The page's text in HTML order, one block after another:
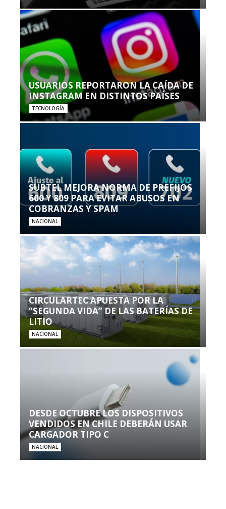
USUARIOS REPORTARON LA CAÍDA DE
INSTAGRAM EN DISTINTOS PAÍSES
TECNOLOGÍA
SUBTEL MEJORA NORMA DE PREFIJOS
600 Y 809 PARA EVITAR ABUSOS EN
COBRANZAS Y SPAM
NACIONAL
CIRCULARTEC APUESTA POR LA
“SEGUNDA VIDA” DE LAS BATERÍAS DE
LITIO
NACIONAL
DESDE OCTUBRE LOS DISPOSITIVOS
VENDIDOS EN CHILE DEBERÁN USAR
CARGADOR TIPO C
NACIONAL